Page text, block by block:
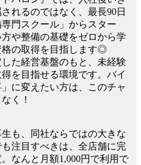
れるのではなく、最長90日
門スクール」からスター
方や整備の基礎をゼロから学
格の取得を目指します◎
た経営基盤のもと、未経験
を目指せる環境です。バイ
に変えたい方は、このチャ
く！
も、同社ならではの大きな
注目すべきは、全店舗に完
なんと月額1,000円で利用で